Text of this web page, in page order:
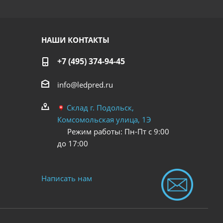
НАШИ КОНТАКТЫ
+7 (495) 374-94-45
info@ledpred.ru
Склад г. Подольск,
Комсомольская улица, 1Э
Режим работы: Пн-Пт с 9:00
до 17:00
Написать нам